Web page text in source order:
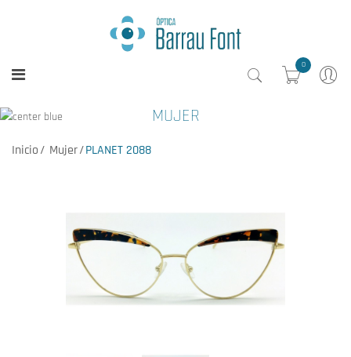
0
MUJER
Inicio Mujer PLANET 2088